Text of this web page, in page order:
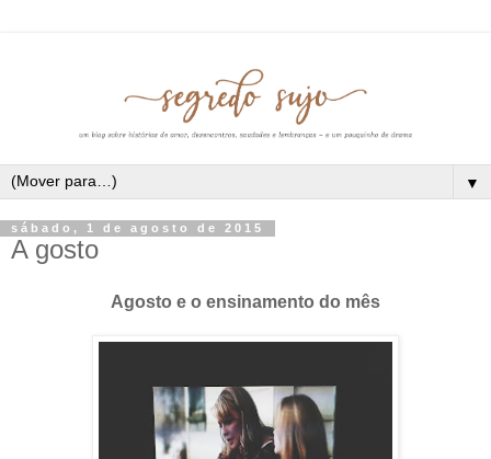
▼
sábado, 1 de agosto de 2015
A gosto
Agosto e o ensinamento do mês